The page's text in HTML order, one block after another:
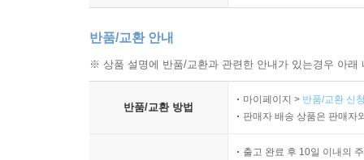
반품/교환 안내
※ 상품 설명에 반품/교환과 관련한 안내가 있는경우 아
반품/교환 방법
마이페이지 > 반품/교환 신
판매자 배송 상품은 판매자
출고 완료 후 10일 이내의